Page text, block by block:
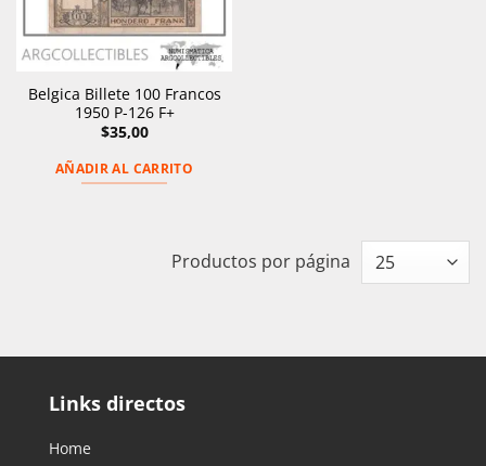
Belgica Billete 100 Francos
1950 P-126 F+
$35,00
AÑADIR AL CARRITO
Productos por página
Links directos
Home